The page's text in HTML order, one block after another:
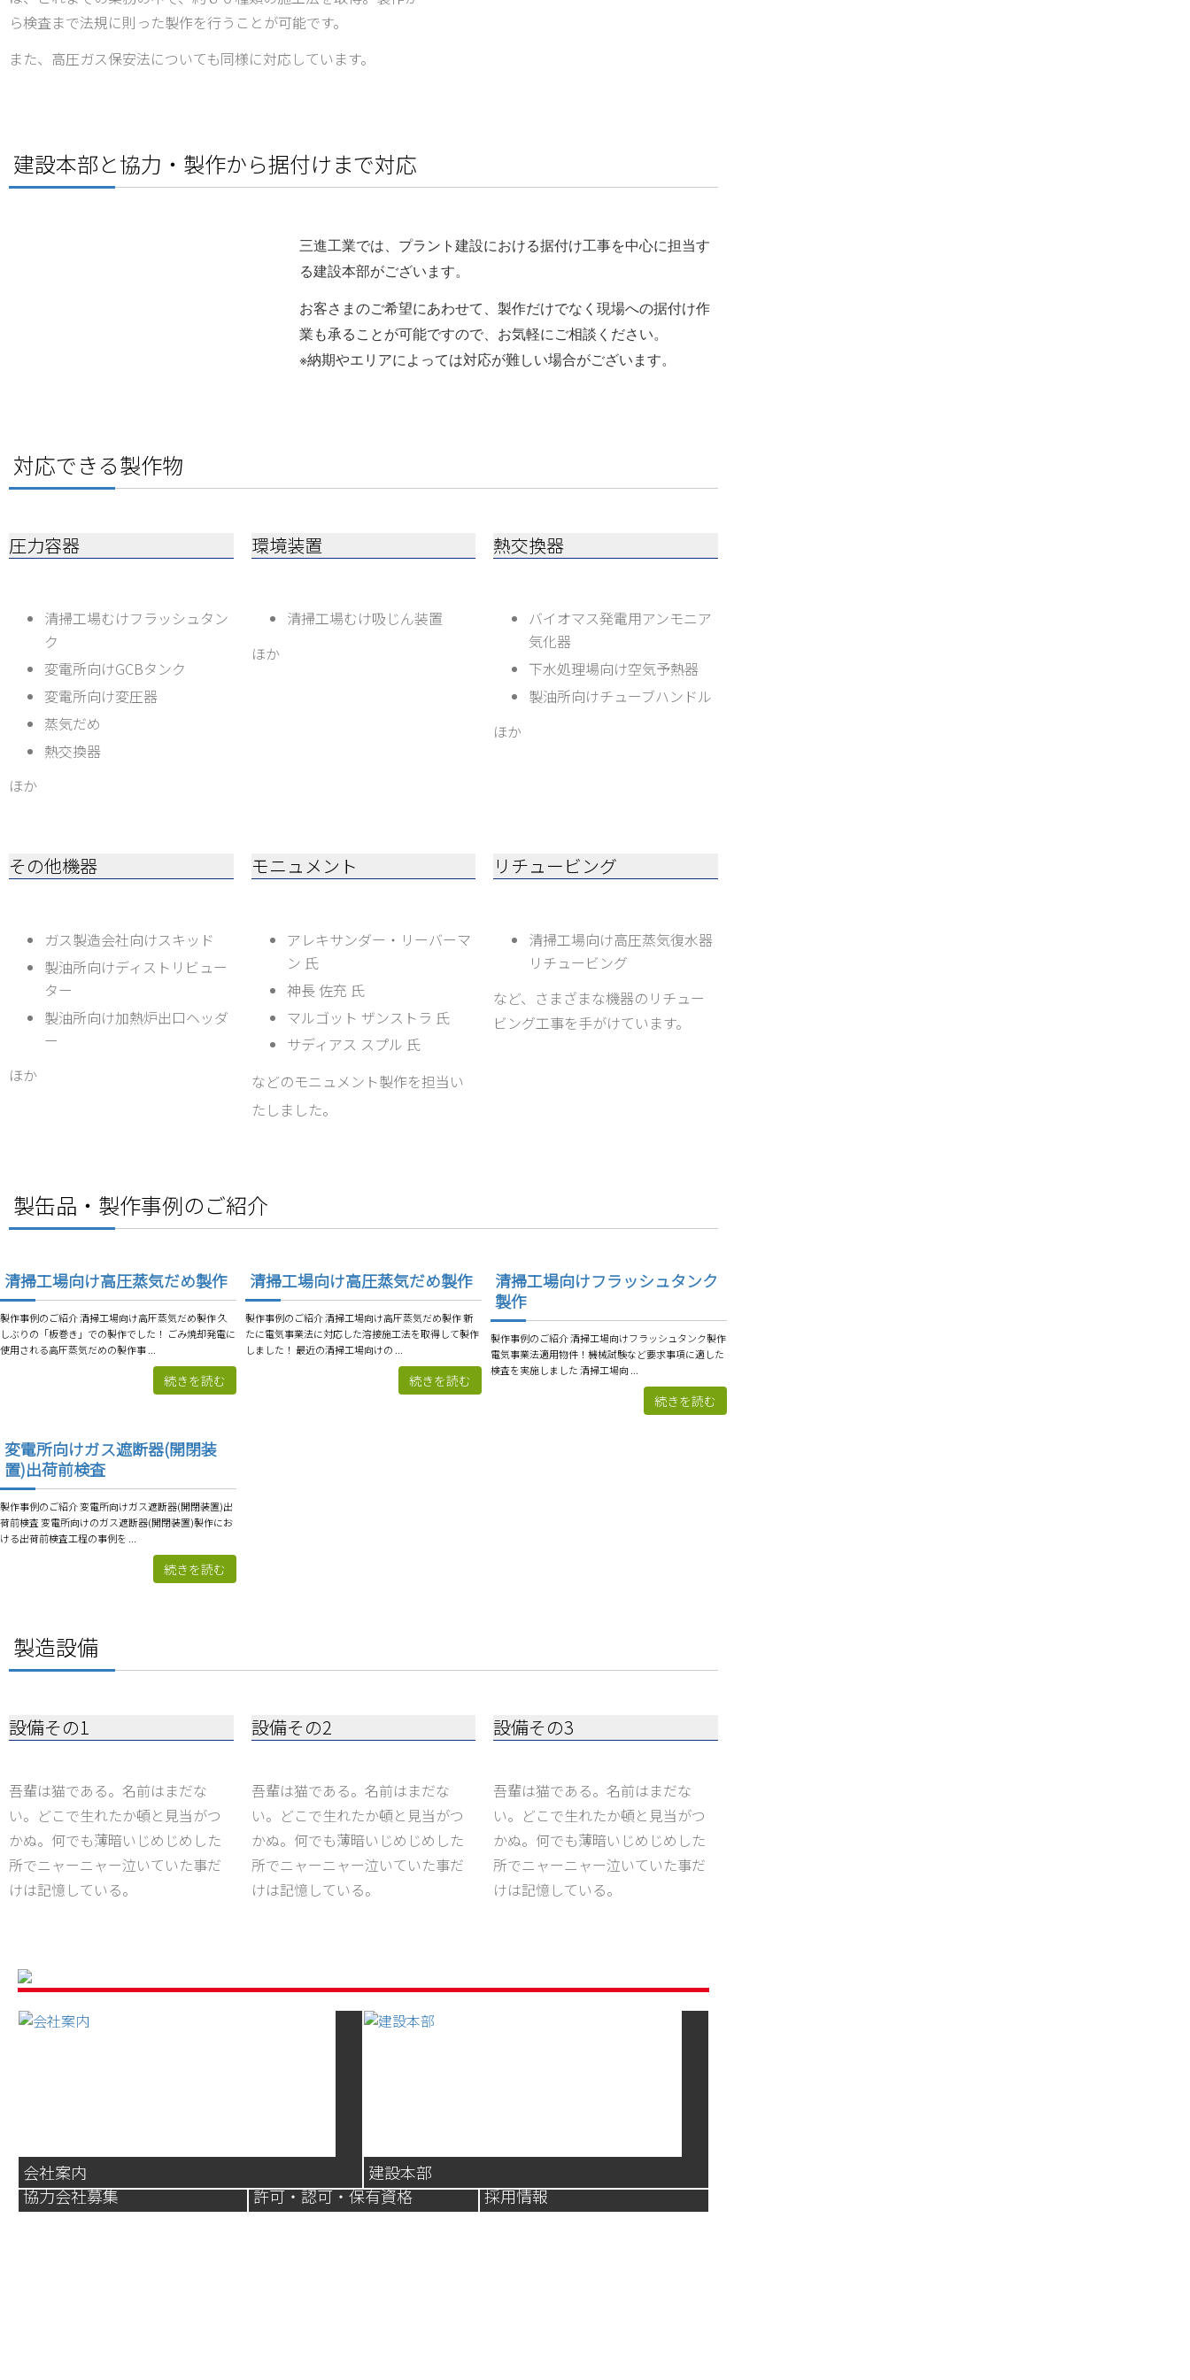
ら検査まで法規に則った製作を行うことが可能です。
また、高圧ガス保安法についても同様に対応しています。
建設本部と協力・製作から据付けまで対応
三進工業では、プラント建設における据付け工事を中心に担当す
る建設本部がございます。
お客さまのご希望にあわせて、製作だけでなく現場への据付け作
業も承ることが可能ですので、お気軽にご相談ください。
※納期やエリアによっては対応が難しい場合がございます。
対応できる製作物
圧力容器
清掃工場むけフラッシュタン
ク
変電所向けGCBタンク
変電所向け変圧器
蒸気だめ
熱交換器
ほか
環境装置
清掃工場むけ吸じん装置
ほか
熱交換器
バイオマス発電用アンモニア
気化器
下水処理場向け空気予熱器
製油所向けチューブハンドル
ほか
その他機器
ガス製造会社向けスキッド
製油所向けディストリビュー
ター
製油所向け加熱炉出口ヘッダ
ー
ほか
モニュメント
アレキサンダー・リーバーマ
ン 氏
神長 佐充 氏
マルゴット ザンストラ 氏
サディアス スプル 氏
などのモニュメント製作を担当い
たしました。
リチュービング
清掃工場向け高圧蒸気復水器
リチュービング
など、さまざまな機器のリチュー
ビング工事を手がけています。
製缶品・製作事例のご紹介
清掃工場向け高圧蒸気だめ製作
製作事例のご紹介 清掃工場向け高圧蒸気だめ製作 久
しぶりの「板巻き」での製作でした！ ごみ焼却発電に
使用される高圧蒸気だめの製作事 ...
続きを読む
清掃工場向け高圧蒸気だめ製作
製作事例のご紹介 清掃工場向け高圧蒸気だめ製作 新
たに電気事業法に対応した溶接施工法を取得して製作
しました！ 最近の清掃工場向けの ...
続きを読む
清掃工場向けフラッシュタンク
製作
製作事例のご紹介 清掃工場向けフラッシュタンク製作
電気事業法適用物件！機械試験など要求事項に適した
検査を実施しました 清掃工場向 ...
続きを読む
変電所向けガス遮断器(開閉装
置)出荷前検査
製作事例のご紹介 変電所向けガス遮断器(開閉装置)出
荷前検査 変電所向けのガス遮断器(開閉装置)製作にお
ける出荷前検査工程の事例を ...
続きを読む
製造設備
設備その1
吾輩は猫である。名前はまだな
い。どこで生れたか頓と見当がつ
かぬ。何でも薄暗いじめじめした
所でニャーニャー泣いていた事だ
けは記憶している。
設備その2
吾輩は猫である。名前はまだな
い。どこで生れたか頓と見当がつ
かぬ。何でも薄暗いじめじめした
所でニャーニャー泣いていた事だ
けは記憶している。
設備その3
吾輩は猫である。名前はまだな
い。どこで生れたか頓と見当がつ
かぬ。何でも薄暗いじめじめした
所でニャーニャー泣いていた事だ
けは記憶している。
会社案内
建設本部
協力会社募集
許可・認可・保有資格 採用情報